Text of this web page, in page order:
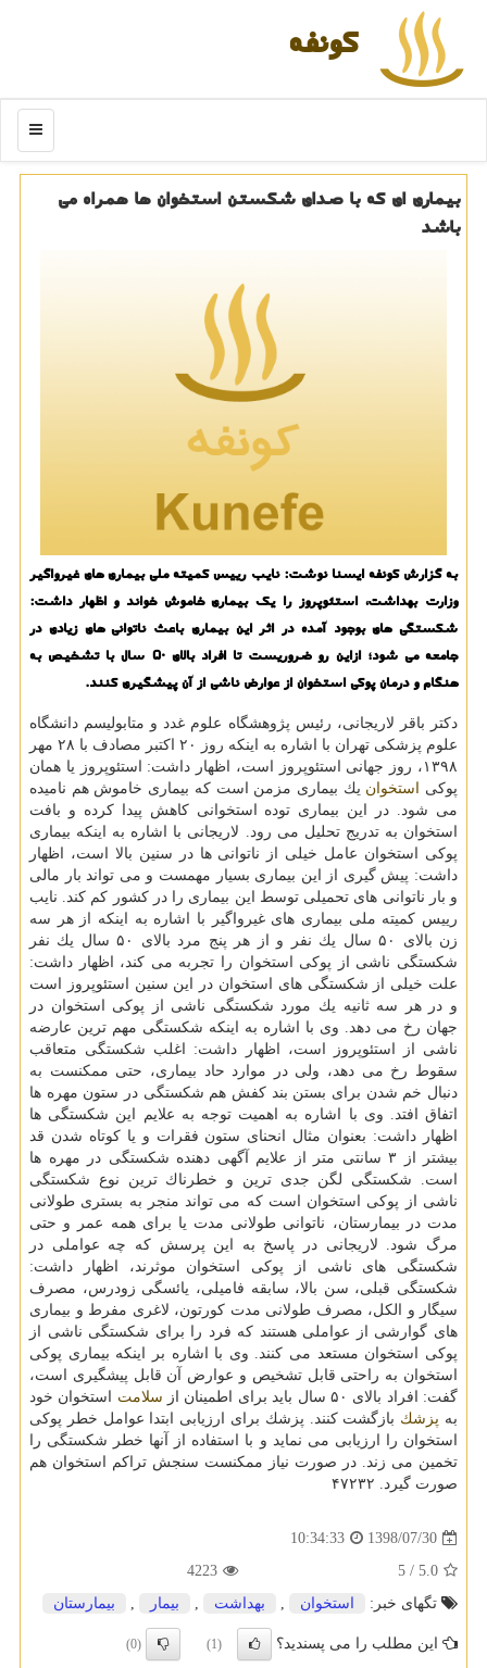
كونفه
منو
بیماری ای كه با صدای شكستن استخوان ها همراه می
باشد
به گزارش كونفه ایسنا نوشت: نایب رییس كمیته ملی بیماری های غیرواگیر
وزارت بهداشت، استئوپروز را یك بیماری خاموش خواند و اظهار داشت:
شكستگی های بوجود آمده در اثر این بیماری باعث ناتوانی های زیادی در
جامعه می شود؛ ازاین رو ضروریست تا افراد بالای 50 سال با تشخیص به
هنگام و درمان پوكی استخوان از عوارض ناشی از آن پیشگیری كنند.
دكتر باقر لاریجانی، رئیس پژوهشگاه علوم غدد و متابولیسم دانشگاه
علوم پزشكی تهران با اشاره به اینكه روز ۲۰ اكتبر مصادف با ۲۸ مهر
۱۳۹۸، روز جهانی استئوپروز است، اظهار داشت: استئوپروز یا همان
پوكی استخوان یك بیماری مزمن است كه بیماری خاموش هم نامیده
می شود. در این بیماری توده استخوانی كاهش پیدا كرده و بافت
استخوان به تدریج تحلیل می رود. لاریجانی با اشاره به اینكه بیماری
پوكی استخوان عامل خیلی از ناتوانی ها در سنین بالا است، اظهار
داشت: پیش گیری از این بیماری بسیار مهمست و می تواند بار مالی
و بار ناتوانی های تحمیلی توسط این بیماری را در كشور كم كند. نایب
رییس كمیته ملی بیماری های غیرواگیر با اشاره به اینكه از هر سه
زن بالای ۵۰ سال یك نفر و از هر پنج مرد بالای ۵۰ سال یك نفر
شكستگی ناشی از پوكی استخوان را تجربه می كند، اظهار داشت:
علت خیلی از شكستگی های استخوان در این سنین استئوپروز است
و در هر سه ثانیه یك مورد شكستگی ناشی از پوكی استخوان در
جهان رخ می دهد. وی با اشاره به اینكه شكستگی مهم ترین عارضه
ناشی از استئوپروز است، اظهار داشت: اغلب شكستگی متعاقب
سقوط رخ می دهد، ولی در موارد حاد بیماری، حتی ممكنست به
دنبال خم شدن برای بستن بند كفش هم شكستگی در ستون مهره ها
اتفاق افتد. وی با اشاره به اهمیت توجه به علایم این شكستگی ها
اظهار داشت: بعنوان مثال انحنای ستون فقرات و یا كوتاه شدن قد
بیشتر از ۳ سانتی متر از علایم آگهی دهنده شكستگی در مهره ها
است. شكستگی لگن جدی ترین و خطرناك ترین نوع شكستگی
ناشی از پوكی استخوان است كه می تواند منجر به بستری طولانی
مدت در بیمارستان، ناتوانی طولانی مدت یا برای همه عمر و حتی
مرگ شود. لاریجانی در پاسخ به این پرسش كه چه عواملی در
شكستگی های ناشی از پوكی استخوان موثرند، اظهار داشت:
شكستگی قبلی، سن بالا، سابقه فامیلی، یائسگی زودرس، مصرف
سیگار و الكل، مصرف طولانی مدت كورتون، لاغری مفرط و بیماری
های گوارشی از عواملی هستند كه فرد را برای شكستگی ناشی از
پوكی استخوان مستعد می كنند. وی با اشاره بر اینكه بیماری پوكی
استخوان به راحتی قابل تشخیص و عوارض آن قابل پیشگیری است،
گفت: افراد بالای ۵۰ سال باید برای اطمینان از
سلامت استخوان خود
به پزشك بازگشت كنند. پزشك برای ارزیابی ابتدا عوامل خطر پوكی
استخوان را ارزیابی می نماید و با استفاده از آنها خطر شكستگی را
تخمین می زند. در صورت نیاز ممكنست سنجش تراكم استخوان هم
صورت گیرد. ۴۷۲۳۲
1398/07/30
10:34:33
5.0
/ 5
4223
تگهای خبر:
استخوان , بهداشت , بیمار , بیمارستان
این مطلب را می پسندید؟ (1)
(0)